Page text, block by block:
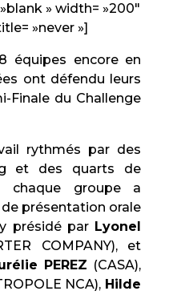
» width= »200″
»never »]
équipes encore en
ont défendu leurs
Finale du Challenge
rythmés par des
et des quarts de
chaque groupe a
présentation orale
présidé par Lyonel
COMPANY), et
PEREZ (CASA),
NCA), Hilde